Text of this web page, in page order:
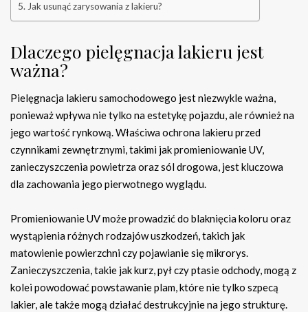
Jak usunąć zarysowania z lakieru?
Dlaczego pielęgnacja lakieru jest
ważna?
Pielęgnacja lakieru samochodowego jest niezwykle ważna,
ponieważ wpływa nie tylko na estetykę pojazdu, ale również na
jego wartość rynkową. Właściwa ochrona lakieru przed
czynnikami zewnętrznymi, takimi jak promieniowanie UV,
zanieczyszczenia powietrza oraz sól drogowa, jest kluczowa
dla zachowania jego pierwotnego wyglądu.
Promieniowanie UV może prowadzić do blaknięcia koloru oraz
wystąpienia różnych rodzajów uszkodzeń, takich jak
matowienie powierzchni czy pojawianie się mikrorys.
Zanieczyszczenia, takie jak kurz, pył czy ptasie odchody, mogą z
kolei powodować powstawanie plam, które nie tylko szpecą
lakier, ale także mogą działać destrukcyjnie na jego strukturę.